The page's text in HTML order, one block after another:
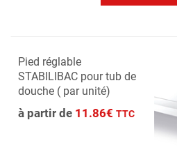
Pied réglable
STABILIBAC pour tub de
douche ( par unité)
à partir de 11.86€ TTC